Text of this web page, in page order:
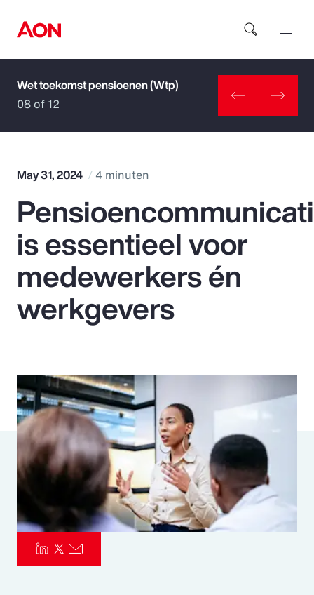
How can we help you?
Popular Searches
Insurance
Benefits
Pay Transparency
Parametrics
Risk Management
Wet toekomst pensioenen (Wtp)
08 of 12
May 31, 2024 4 minuten
is essentieel voor
medewerkers én
werkgevers